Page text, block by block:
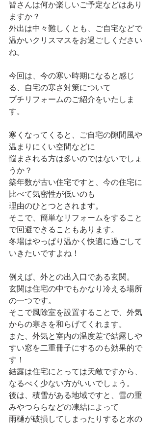
皆さんは何か楽しいご予定などはあり
ますか？
外出は中々難しくとも、ご自宅などで
温かいクリスマスをお過ごしください
ね。
今回は、今の寒い時期になると感じ
る、自宅の寒さ対策について
プチリフォームのご紹介をいたしま
す。
寒くなってくると、ご自宅の隙間風や
温まりにくい空間などに
悩まされる方は多いのではないでしょ
うか？
築年数が古い住宅ですと、今の住宅に
比べて気密性が低いのも
理由のひとつとされます。
そこで、簡単なリフォームをすること
で回避できることもあります。
冬場はやっぱり温かく快適に過ごして
いきたいですよね！
例えば、外との出入口である玄関。
玄関は住宅の中でもかなり冷える場所
の一つです。
そこで風除室を設置することで、外気
からの寒さを和らげてくれます。
また、外気と室内の温度差で結露しや
すい窓を二重冊子にするのも効果的で
す！
結露は住宅にとっては天敵ですから、
なるべく少ない方がいいでしょう。
後は、積雪がある地域ですと、雪の重
みやつららなどの凍結によって
雨樋が破損してしまったりすると水の